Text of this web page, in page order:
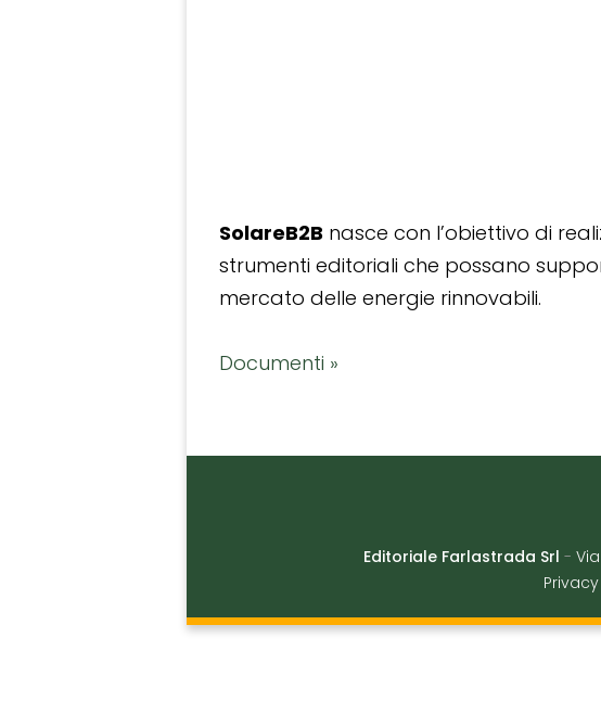
SolareB2B nasce con l’obiettivo di
strumenti editoriali che possano
mercato delle energie rinnovabili.
Documenti »
Editoriale Farlastrada Srl -